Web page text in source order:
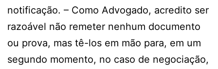
notificação. – Como Advogado, acredito ser
razoável não remeter nenhum documento
ou prova, mas tê-los em mão para, em um
segundo momento, no caso de negociação,